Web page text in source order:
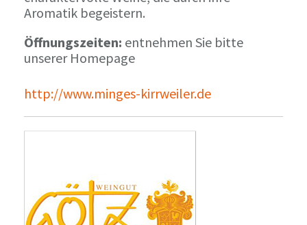
Aromatik begeistern.
Öffnungszeiten: entnehmen Sie bitte
unserer Homepage
http://www.minges-kirrweiler.de